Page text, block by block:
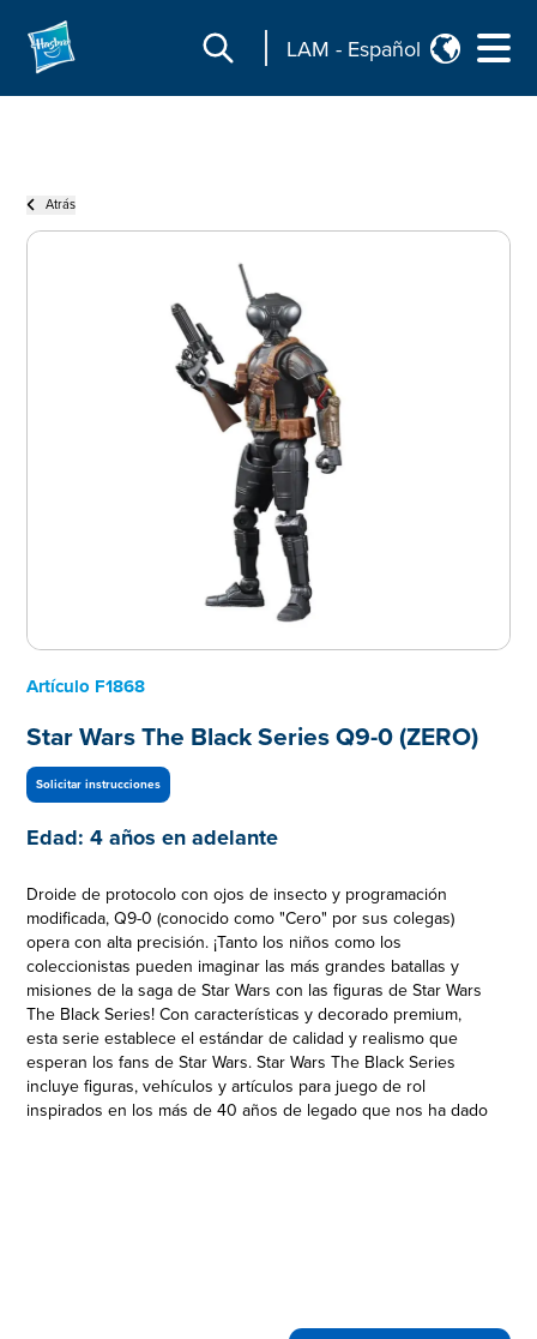
LAM - Español
Atrás
Artículo F1868
Star Wars The Black Series Q9-0 (ZERO)
Solicitar instrucciones
Edad: 4 años en adelante
Droide de protocolo con ojos de insecto y programación
modificada, Q9-0 (conocido como "Cero" por sus colegas)
opera con alta precisión. ¡Tanto los niños como los
coleccionistas pueden imaginar las más grandes batallas y
misiones de la saga de Star Wars con las figuras de Star Wars
The Black Series! Con características y decorado premium,
esta serie establece el estándar de calidad y realismo que
esperan los fans de Star Wars. Star Wars The Black Series
incluye figuras, vehículos y artículos para juego de rol
inspirados en los más de 40 años de legado que nos ha dado
términos relacionados son marcas de comercio de Hasbro.